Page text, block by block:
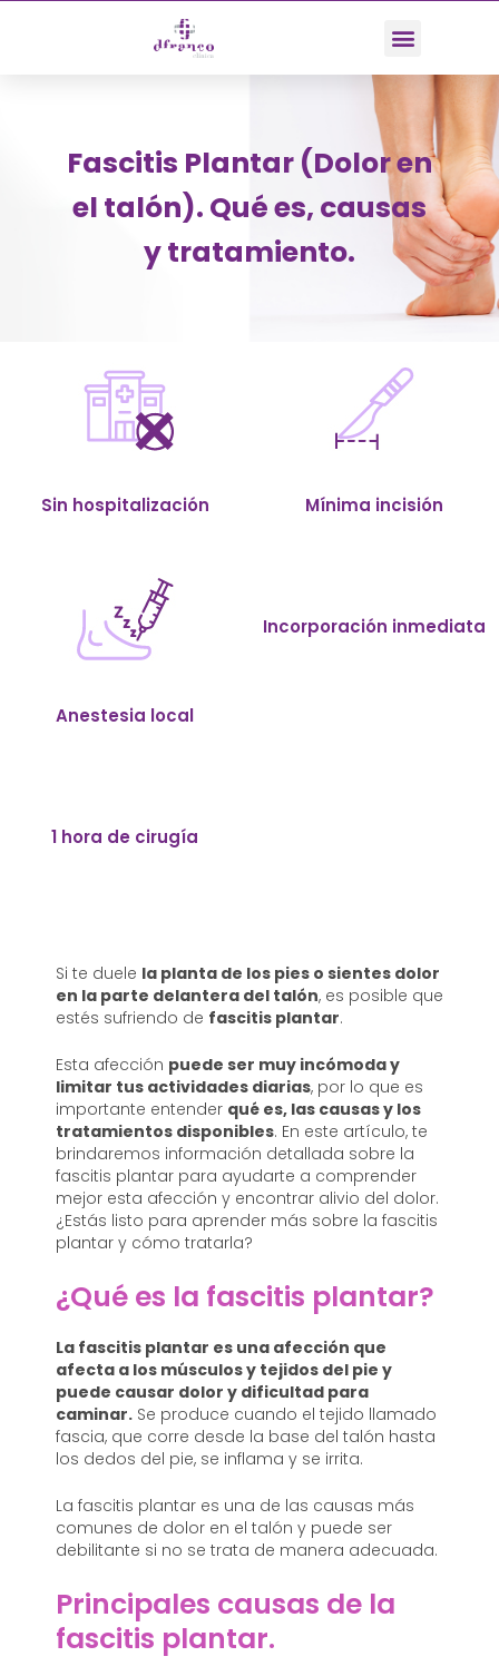
Fascitis Plantar (Dolor en
el talón). Qué es, causas
y tratamiento.
Sin hospitalización Mínima incisión
Anestesia local
Incorporación inmediata
1 hora de cirugía
Si te duele la planta de los pies o sientes dolor
en la parte delantera del talón, es posible que
estés sufriendo de fascitis plantar.
Esta afección puede ser muy incómoda y
limitar tus actividades diarias, por lo que es
importante entender qué es, las causas y los
tratamientos disponibles. En este artículo, te
brindaremos información detallada sobre la
fascitis plantar para ayudarte a comprender
mejor esta afección y encontrar alivio del dolor.
¿Estás listo para aprender más sobre la fascitis
plantar y cómo tratarla?
¿Qué es la fascitis plantar?
La fascitis plantar es una afección que
afecta a los músculos y tejidos del pie y
puede causar dolor y dificultad para
caminar. Se produce cuando el tejido llamado
fascia, que corre desde la base del talón hasta
los dedos del pie, se inflama y se irrita.
La fascitis plantar es una de las causas más
comunes de dolor en el talón y puede ser
debilitante si no se trata de manera adecuada.
Principales causas de la
fascitis plantar.